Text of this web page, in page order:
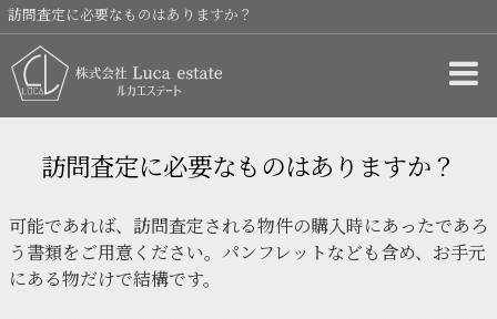
訪問査定に必要なものはありますか？
訪問査定に必要なものはありますか？
可能であれば、訪問査定される物件の購入時にあったであろ
う書類をご用意ください。パンフレットなども含め、お手元
にある物だけで結構です。